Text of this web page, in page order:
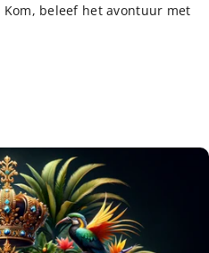
beleef het avontuur met